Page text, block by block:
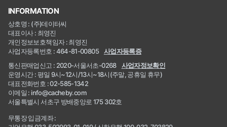
INFORMATION
상호명 : (주)데이터씨
대표이사 : 최영진
개인정보보호책임자 : 최영진
사업자등록번호 : 464-81-00805
사업자등록증
통신판매업신고 : 2020-서울서초-0268
사업자정보확인
운영시간 : 평일 9시~12시/13시~18시(주말, 공휴일 휴무)
대표전화번호 : 02-585-1342
이메일 : info@cacheby.com
서울특별시 서초구 방배중앙로 175 302호
무통장 입금계좌 :